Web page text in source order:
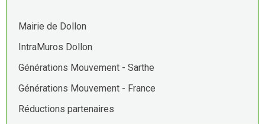
Mairie de Dollon
IntraMuros Dollon
Générations Mouvement - Sarthe
Générations Mouvement - France
Réductions partenaires